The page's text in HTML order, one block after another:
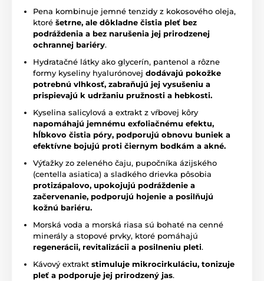
Pena kombinuje jemné tenzidy z kokosového oleja,
ktoré šetrne, ale dôkladne čistia pleť bez
podráždenia a bez narušenia jej prirodzenej
ochrannej bariéry.
Hydratačné látky ako glycerín, pantenol a rôzne
formy kyseliny hyalurónovej dodávajú pokožke
potrebnú vlhkosť, zabraňujú jej vysušeniu a
prispievajú k udržaniu pružnosti a hebkosti.
Kyselina salicylová a extrakt z vŕbovej kôry
napomáhajú jemnému exfoliačnému efektu,
hĺbkovo čistia póry, podporujú obnovu buniek a
efektívne bojujú proti čiernym bodkám a akné.
Výťažky zo zeleného čaju, pupočníka ázijského
(centella asiatica) a sladkého drievka pôsobia
protizápalovo, upokojujú podráždenie a
začervenanie, podporujú hojenie a posilňujú
kožnú bariéru.
Morská voda a morská riasa sú bohaté na cenné
minerály a stopové prvky, ktoré pomáhajú
regenerácii, revitalizácii a posilneniu pleti.
Kávový extrakt stimuluje mikrocirkuláciu, tonizuje
pleť a podporuje jej prirodzený jas.